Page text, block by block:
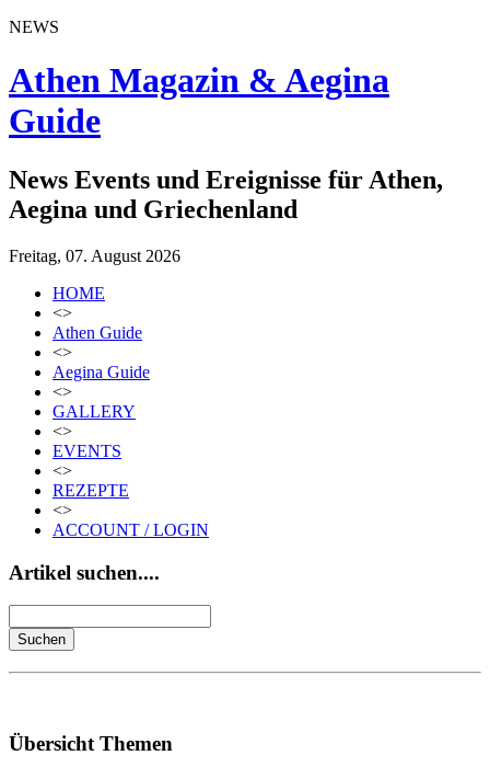
NEWS
Athen Magazin & Aegina
Guide
News Events und Ereignisse für Athen,
Aegina und Griechenland
Freitag, 07. August 2026
HOME
<>
Athen Guide
<>
Aegina Guide
<>
GALLERY
<>
EVENTS
<>
REZEPTE
<>
ACCOUNT / LOGIN
Artikel suchen....
Übersicht Themen